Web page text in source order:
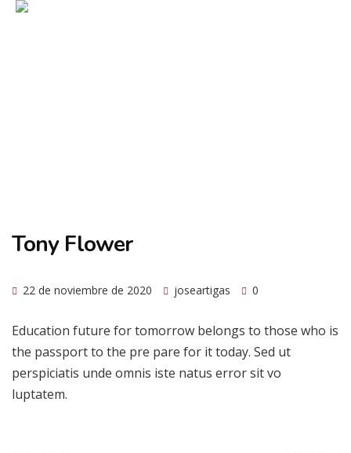
Tony Flower
22 de noviembre de 2020 joseartigas 0
Education future for tomorrow belongs to those who is
the passport to the pre pare for it today. Sed ut
perspiciatis unde omnis iste natus error sit vo
luptatem.